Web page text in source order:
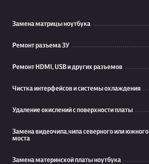
Замена матрицы ноутбука
Ремонт разъема ЗУ
Ремонт HDMI, USB и других разъемов
Чистка интерфейсов и системы охлаждения
Удаление окислений с поверхности платы
Замена видеочипа,чипа северного или южного
моста
Замена материнской платы ноутбука